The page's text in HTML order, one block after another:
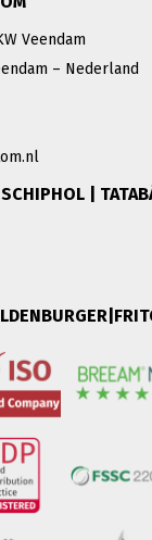
Veendam
– Nederland
|